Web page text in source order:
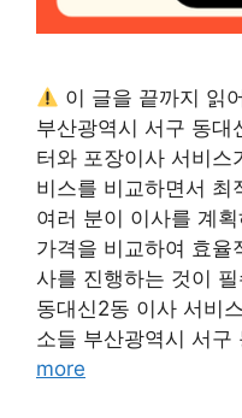
이 글을 끝까지 읽
부산광역시 서구 동대
터와 포장이사 서비스
비스를 비교하면서 최
여러 분이 이사를 계
가격을 비교하여 효율
사를 진행하는 것이
동대신2동 이사 서비
소들 부산광역시 서
more